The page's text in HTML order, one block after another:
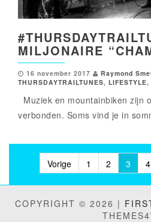
MILJONAIRE
16 november 2017 Raymond
THURSDAYTRAILTUNES, LIFESTYLE,
Muziek en mountainbiken zijn
verbonden. Soms vind je in
Berichten
paginering
Vorige 1 2 3 4
COPYRIGHT © 2026 |